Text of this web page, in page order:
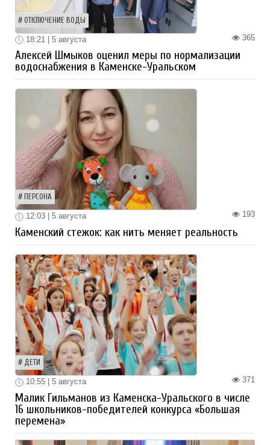
ОТКЛЮЧЕНИЕ ВОДЫ
365
18:21 | 5 августа
Алексей Шмыков оценил меры по нормализации
водоснабжения в Каменске-Уральском
ПЕРСОНА
193
12:03 | 5 августа
Каменский стежок: как нить меняет реальность
ДЕТИ
371
10:55 | 5 августа
Малик Гильманов из Каменска-Уральского в числе
16 школьников-победителей конкурса «Большая
перемена»